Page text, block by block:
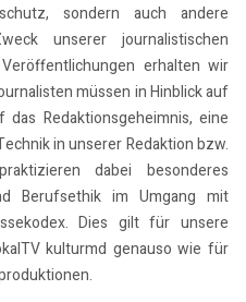
sondern auch andere
unserer journalistischen
erhalten wir
müssen in Hinblick auf
Redaktionsgeheimnis, eine
in unserer Redaktion bzw.
dabei besonderes
Berufsethik im Umgang mit
Dies gilt für unsere
kulturmd genauso wie für